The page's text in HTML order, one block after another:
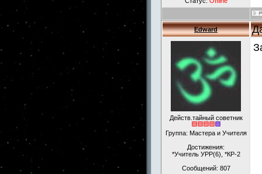
Edward
Действ.тайный советник
Группа: Мастера и Учителя
Достижения:
*Учитель УРР(6), *КР-2
Сообщений: 807